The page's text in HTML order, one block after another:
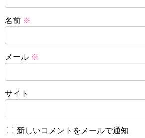
名前 ※
メール ※
サイト
新しいコメントをメールで通知